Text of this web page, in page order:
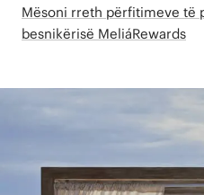
Mësoni rreth përfitimeve të
besnikërisë MeliáRewards